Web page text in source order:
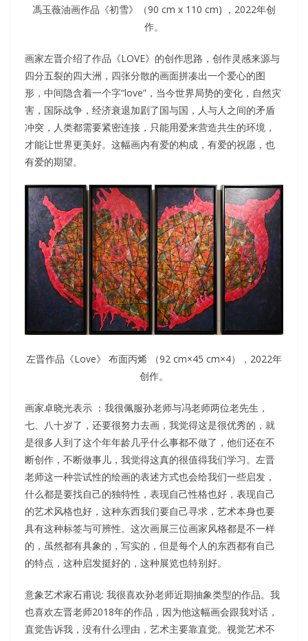
馮玉薇油画作品《初雪》（90 cm x 110 cm) ，2022年创
作。
画家左晋介绍了作品《LOVE》的创作思路，创作灵感来源与
四分五裂的四大洲，四张分散的画面拼凑出一个爱心的图
形，中间隐含着一个字“love”，当今世界局势的变化，自然灾
害，国际战争，经济衰退加剧了国与国，人与人之间的矛盾
冲突，人类都需要紧密连接，只能用爱来营造共生的环境，
才能让世界更美好。这幅画内有爱的构成，有爱的祝愿，也
有爱的期望。
左晋作品《Love》 布面丙烯 （92 cm×45 cm×4），2022年
创作。
画家卓晓光表示 ：我很佩服孙老师与冯老师两位老先生，
七、八十岁了，还要很努力去画，我觉得这是很优秀的，就
是很多人到了这个年年龄几乎什么事都不做了，他们还在不
断创作，不断做事儿，我觉得这真的很值得我们学习。左晋
老师这一种尝试性的绘画的表述方式也会给我们一些启发，
什么都是要找自己的独特性，表现自己性格也好，表现自己
的艺术风格也好，这种东西我们要自己寻求，艺术本身也要
具有这种标签与可辨性。这次画展三位画家风格都是不一样
的，虽然都有具象的，写实的，但是每个人的东西都有自己
的特点，这种启发挺好的，这种展览也特别好。
意象艺术家石甫说: 我很喜欢孙老师近期抽象类型的作品。我
也喜欢左晋老师2018年的作品，因为他这幅画会跟我对话，
直觉告诉我，没有什么理由，艺术主要靠直觉。视觉艺术不